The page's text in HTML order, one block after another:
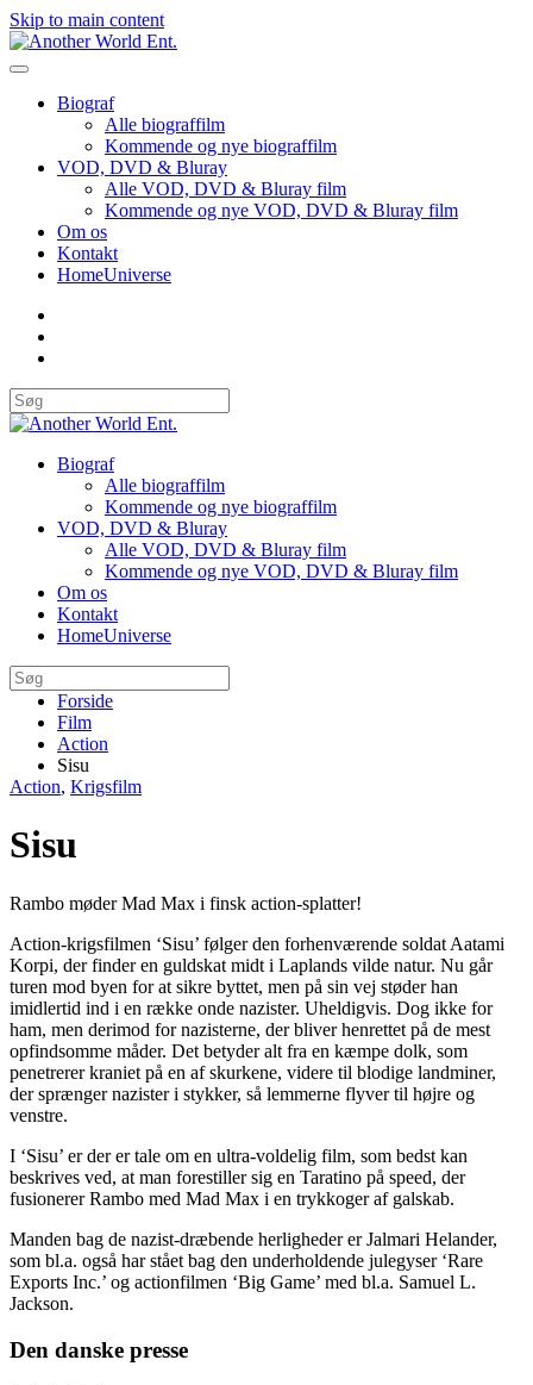
Skip to main content
Biograf
Alle biograffilm
Kommende og nye biograffilm
VOD, DVD & Bluray
Alle VOD, DVD & Bluray film
Kommende og nye VOD, DVD & Bluray film
Om os
Kontakt
HomeUniverse
Biograf
Alle biograffilm
Kommende og nye biograffilm
VOD, DVD & Bluray
Alle VOD, DVD & Bluray film
Kommende og nye VOD, DVD & Bluray film
Om os
Kontakt
HomeUniverse
Forside
Film
Action
Sisu
Action, Krigsfilm
Sisu
Rambo møder Mad Max i finsk action-splatter!
Action-krigsfilmen ‘Sisu’ følger den forhenværende soldat Aatami
Korpi, der finder en guldskat midt i Laplands vilde natur. Nu går
turen mod byen for at sikre byttet, men på sin vej støder han
imidlertid ind i en række onde nazister. Uheldigvis. Dog ikke for
ham, men derimod for nazisterne, der bliver henrettet på de mest
opfindsomme måder. Det betyder alt fra en kæmpe dolk, som
penetrerer kraniet på en af skurkene, videre til blodige landminer,
der sprænger nazister i stykker, så lemmerne flyver til højre og
venstre.
I ‘Sisu’ er der er tale om en ultra-voldelig film, som bedst kan
beskrives ved, at man forestiller sig en Taratino på speed, der
fusionerer Rambo med Mad Max i en trykkoger af galskab.
Manden bag de nazist-dræbende herligheder er Jalmari Helander,
som bl.a. også har stået bag den underholdende julegyser ‘Rare
Exports Inc.’ og actionfilmen ‘Big Game’ med bl.a. Samuel L.
Jackson.
Den danske presse